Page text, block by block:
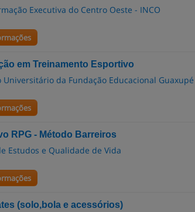
Executiva do Centro Oeste - INCO
em Treinamento Esportivo
Universitário da Fundação Educacional Guaxupé
RPG - Método Barreiros
Estudos e Qualidade de Vida
(solo,bola e acessórios)